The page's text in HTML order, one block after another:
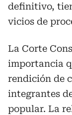
definitivo,
vicios de
La Corte
importancia
rendición de
integrantes
popular. La